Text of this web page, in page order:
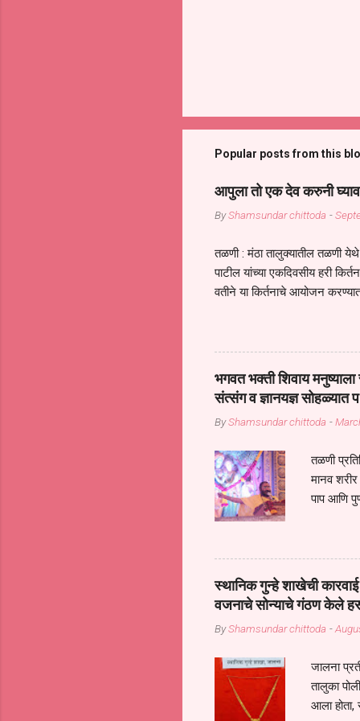
Popular posts from this
आपुला तो एक देव करुनी
ByShamsundar chittoda -
तळणी : मंठा तालुक्यातील तळणी येथे
पाटील यांच्या एकदिवसीय हरी
वतीने या किर्तनाचे आयोजन
महामारीतून जर आपल्याला वाचायचे
सप्रदायच खूप मोठा आधार आहे
गरजा कीती कमी आहेत यांची
आधार असते परतू आज काल तीच
भगवत भक्ती शिवाय मनुष्याला
संत्संग व ज्ञानयज्ञ सोहळ्यात
ByShamsundar chittoda -
तळणी
मानव
पाप आणि
चार कुपा
नरदेहाचा
शिष्य आनंद
संत्संगाचे
या
स्थानिक गुन्हे शाखेची
वजनाचे सोन्याचे गंठण केले
ByShamsundar chittoda -
जालना
तालुका
आला होता,